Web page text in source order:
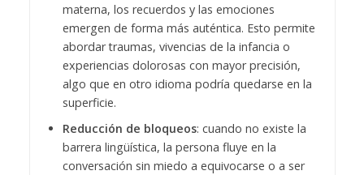
materna, los recuerdos y las emociones
emergen de forma más auténtica. Esto permite
abordar traumas, vivencias de la infancia o
experiencias dolorosas con mayor precisión,
algo que en otro idioma podría quedarse en la
superficie.
Reducción de bloqueos: cuando no existe la
barrera lingüística, la persona fluye en la
conversación sin miedo a equivocarse o a ser